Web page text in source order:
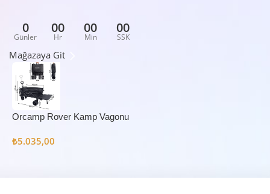
0
Günler
00
Hr
00
Min
00
SSK
Mağazaya Git
Orcamp Rover Kamp Vagonu
₺5.035,00